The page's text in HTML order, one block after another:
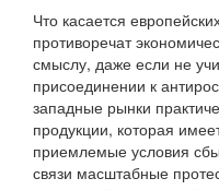
Что касается
противоречат
смыслу, даже если не
присоединении к
западные рынки
продукции, которая
приемлемые условия
связи масштабные